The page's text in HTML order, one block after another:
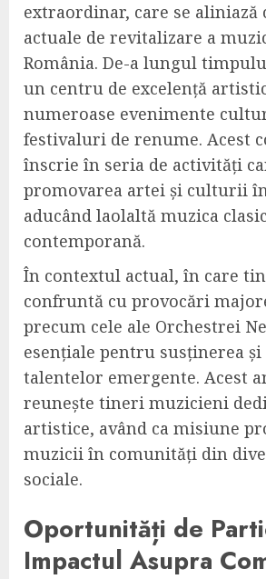
extraordinar, care se aliniază
actuale de revitalizare a
România. De-a lungul
un centru de excelență
numeroase evenimente
festivaluri de renume. Acest
înscrie în seria de activități
promovarea artei și culturii
aducând laolaltă muzica
contemporană.
În contextul actual, în care
confruntă cu provocări
precum cele ale Orchestrei
esențiale pentru susținerea
talentelor emergente. Acest
reunește tineri muzicieni
artistice, având ca misiune
muzicii în comunități din
sociale.
Oportunități de
Impactul Asupra